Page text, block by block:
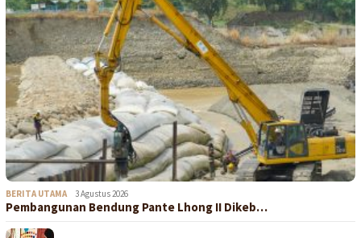
BERITA UTAMA 3 Agustus 2026
Pembangunan Bendung Pante Lhong II Dikeb…